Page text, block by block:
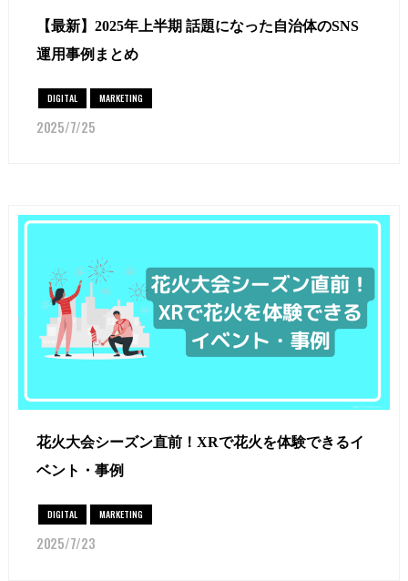
【最新】2025年上半期 話題になった自治体のSNS
運用事例まとめ
DIGITAL MARKETING
2025/7/25
花火大会シーズン直前！XRで花火を体験できるイ
ベント・事例
DIGITAL MARKETING
2025/7/23